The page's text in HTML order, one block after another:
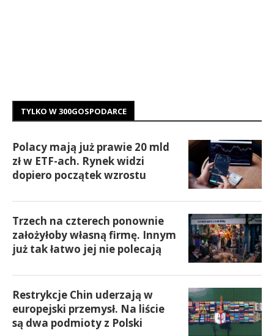
TYLKO W 300GOSPODARCE
Polacy mają już prawie 20 mld
zł w ETF-ach. Rynek widzi
dopiero początek wzrostu
Trzech na czterech ponownie
założyłoby własną firmę. Innym
już tak łatwo jej nie polecają
Restrykcje Chin uderzają w
europejski przemysł. Na liście
są dwa podmioty z Polski